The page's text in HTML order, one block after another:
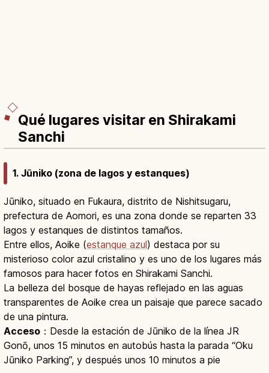
Qué lugares visitar en Shirakami
Sanchi
1. Jūniko (zona de lagos y estanques)
Jūniko, situado en Fukaura, distrito de Nishitsugaru,
prefectura de Aomori, es una zona donde se reparten 33
lagos y estanques de distintos tamaños.
Entre ellos, Aoike (estanque azul) destaca por su
misterioso color azul cristalino y es uno de los lugares más
famosos para hacer fotos en Shirakami Sanchi.
La belleza del bosque de hayas reflejado en las aguas
transparentes de Aoike crea un paisaje que parece sacado
de una pintura.
Acceso ：Desde la estación de Jūniko de la línea JR
Gonō, unos 15 minutos en autobús hasta la parada “Oku
Jūniko Parking”, y después unos 10 minutos a pie